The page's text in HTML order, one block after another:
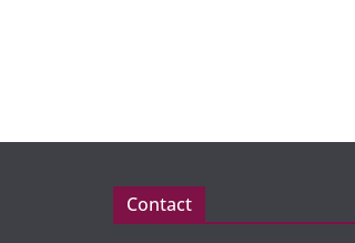
Contact